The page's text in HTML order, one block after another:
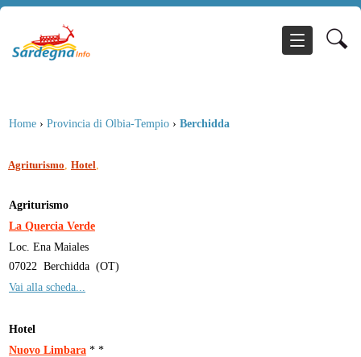
Home › Provincia di Olbia-Tempio › Berchidda
Agriturismo Hotel
Agriturismo
La Quercia Verde
Loc. Ena Maiales
07022 Berchidda (OT)
Vai alla scheda...
Hotel
Nuovo Limbara * *